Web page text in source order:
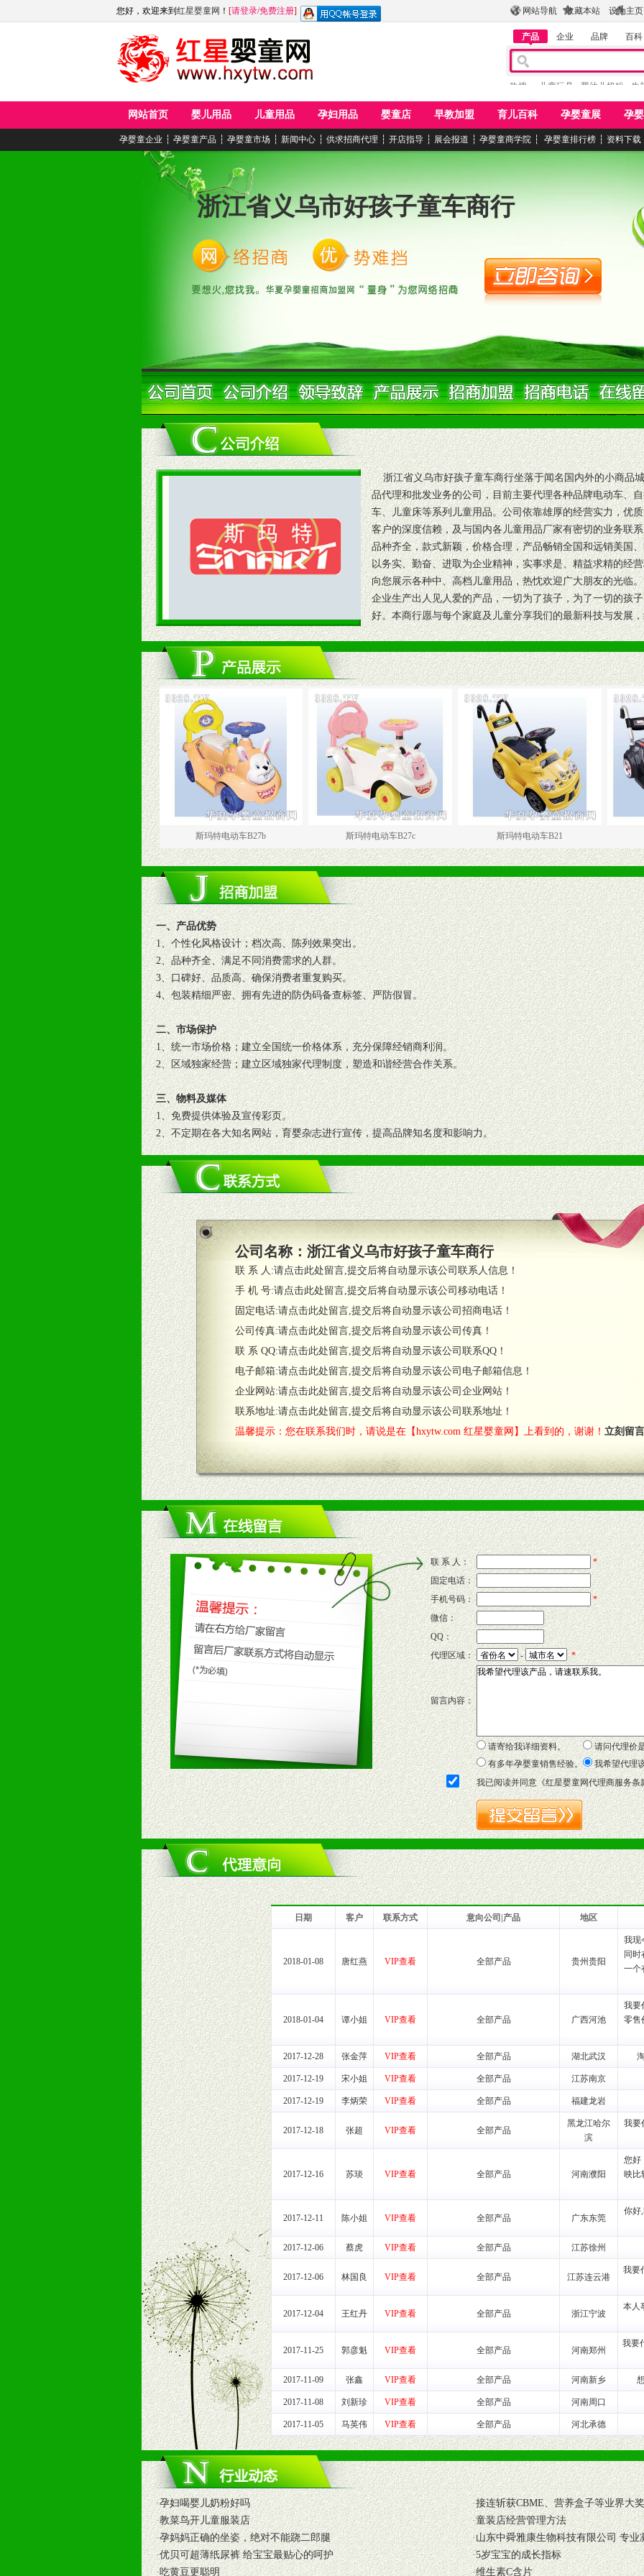
网站导航 收藏本站 设为主页
您好，欢迎来到 红星婴童网 ！ [请登录/免费注册]
产品 企业 品牌 百科
热搜： 儿童玩具 婴幼儿奶粉 牛
网站首页 婴儿用品 儿童用品 孕妇用品 婴童店 早教加盟 育儿百科 孕婴童展 孕
孕婴童企业 ┆ 孕婴童产品 ┆ 孕婴童市场 ┆ 新闻中心 ┆ 供求招商代理 ┆ 开店指导 ┆ 展会报道 ┆ 孕婴童商学院 ┆ 孕婴童排行榜 ┆ 资料下载
浙江省义乌市好孩子童车商行
浙江省义乌市好孩子童车商行坐落于闻名国内外的小商品
品代理和批发业务的公司，目前主要代理各种品牌电动车、
车、儿童床等系列儿童用品。公司依靠雄厚的经营实力，优
客户的深度信赖，及与国内各儿童用品厂家有密切的业务联
品种齐全，款式新颖，价格合理，产品畅销全国和远销美国
以务实、勤奋、进取为企业精神，实事求是、精益求精的经
向您展示各种中、高档儿童用品，热忱欢迎广大朋友的光临
企业生产出人见人爱的产品，一切为了孩子，为了一切的孩
好。本商行愿与每个家庭及儿童分享我们的最新科技与发展
斯玛特电动车B27b 斯玛特电动车B27c 斯玛特电动车B21
一、产品优势
1、个性化风格设计；档次高、陈列效果突出。
2、品种齐全、满足不同消费需求的人群。
3、口碑好、品质高、确保消费者重复购买。
4、包装精细严密、拥有先进的防伪码备查标签、严防假冒。
二、市场保护
1、统一市场价格；建立全国统一价格体系，充分保障经销商利润。
2、区域独家经营；建立区域独家代理制度，塑造和谐经营合作关系。
三、物料及媒体
1、免费提供体验及宣传彩页。
2、不定期在各大知名网站，育婴杂志进行宣传，提高品牌知名度和影响力。
3、根据地方实际情况提供销售喷绘画、促销架等销售道具。
四、市场操作及支持
1、根据区域市场协助制定具体营销策略。
2、根据具体情况公司给予必要市场支持。
3、根据市场需要，派驻区域销售人员全程跟踪服务，以确保产品顺利销售。
4、根据市场情况公司给予专职或兼职的业务代表及终端导购支持。
五、退换货制度
1、给予前期市场操作一定比例退换货政策。
2、对于临期，滞销品给予一定比例调换政策。
六、服务优势
1、完善的信息服务咨询中心：本着对代理商负责的态度，我们将及时回复您的疑问。
2、售后服务：突发性产品问题或消费者意见反馈，我们予以及时受理记录并合理妥善解决。
3、我们时刻整理各区销售情况，帮您诊断、分析市场，及时收编销售效果显着的案例，与您共商启动市场。
七、招商代理（全国各地）
1、认同我们的经营理念。
2、具备较好商业信誉和资金实力。
3、具备区域内良好的终端网点和销售渠道。
4、具备一定业务团队能力覆盖区域的流通渠道，孕婴童渠道，医药渠道并为之提供配送服务。
5、具备较强的市场操作意识，投入意识和配合意识。
八、品牌产品
1、不断提升品牌的知名度，美誉度。
2、不断开创新产品不断满足消费者的新需求及适应市场变化。
九、加盟优势
1、广告企划支持：产品手册、POP宣传画、三折页及宣传礼品全面配赠，免费提供软硬性平面广告、电台广
场武器。
2、市场保护支持：供优质产品，全套合法经营手续，采取统一底价供货、严格保证区域市场独占，杜绝串货
3、对代理商、经销商提供公司资执证明复印件，财务以帐单，税务发票，产品质量报告检测单，产品批号；
4、营销技术支持：因地制宜，采取方案，专家顾问团提供专柜、社区、HS、名人营销等各种模式市场实战操
5、返利奖励支持：累计进货奖励，年终完成任务返利。
6、售后服务支持：营销全程跟踪服务，提供企划、咨询、培训等企业售后服务。
7、退换货支持：诚信为本的退换货保障制度，使经销商市场操作全程无忧。
十、代理条件
1、拥有婴幼儿产品经销网络，营养品或保健食品相关渠道者。
2、认同公司产品及经营理念，有良好的商业道德，良好的商誉，良好的市场网络的公司及销售自然人。
3、严格按照统一最低渠道价格，统一最低零售价销售，保证良性的价格体系，保证均衡的利润体系。
4、具有一定的资金实力，良好的商业信誉，具备地理区位优势。
5、为维护区域经销商利益，不得窜货。
十一、公司支持
1、免费人员培训支持
由销售明星、业务拓展能手、专业营养师、儿童营养专家为客户提供包括销售、营养、售后服务等各项专业培
2、终端宣传品支持
提供全国统一的产品手册、妈妈手册、VI手册、专柜、POP终端宣传物料、多样化的促销物品、礼品等。
3、大型促销活动支持
根据市场开发需要，为代理商、经销商提供活动策划，物料支持、人员支持等。媒体宣传支持
专业的孕婴童媒体、杂志、直销目录等全国性投放，扩大产品体宣传支持
专业的孕婴童媒体、杂志、直销目录等全国性投放，扩大产品宣传，提高产品美誉度。
4、专业完善的售后服务支持
5、确保经销商相应区域内的独家垄断性经营权益。
6、实施经营管理支持，根据经销商销售情况派人员驻地指导。
7、严格控制价格的波动，并给予相应的政策，充分保证经销产品丰厚的利润空间和市场经营的高额回报。
8、提供合理的退换货保障制度，保证经销商合作零风险。
9、及时有力的推出各种终端促销活动来帮助经销商启动和拉动市场销售，提供终端物料及宣传促销用品的支
拉宝、海报、试用装等）
10、提供信息支持，使经销商商融入公司经营中，充分了解来自公司的行销计划，产品的发展，以及行业市场
11、提供方便、快捷、灵活、安全、高效和准确的后勤配送物。
12、不断寻求国际前缘产品，完善母婴、儿童产品品类，为中国妈妈、宝宝提供完善的营养健康产品和宣传
和终端客户提供更好的支持和服务。
十二、加盟方法
1、通过电话、邮件、网上留言等方式与我公司相关负责人取得联系。
2、与我公司相关人员取得联系之后需详细阅读公司有关制度以及合作加盟流程。
3、加盟者也可到我公司实地考察，合作洽谈。
公司名称： 浙江省义乌市好孩子童车商行
联 系 人:请点击此处留言,提交后将自动显示该公司联系人信息！
手 机 号:请点击此处留言,提交后将自动显示该公司移动电话！
固定电话:请点击此处留言,提交后将自动显示该公司招商电话！
公司传真:请点击此处留言,提交后将自动显示该公司传真！
联 系 QQ:请点击此处留言,提交后将自动显示该公司联系QQ！
电子邮箱:请点击此处留言,提交后将自动显示该公司电子邮箱信息！
企业网站:请点击此处留言,提交后将自动显示该公司企业网站！
联系地址:请点击此处留言,提交后将自动显示该公司联系地址！
温馨提示：您在联系我们时，请说是在【hxytw.com 红星婴童网】上看到的，谢谢！ 立刻留言
联 系 人：
*
固定电话：
手机号码：
*
微信：
QQ：
代理区域：
- *
留言内容：
请寄给我详细资料。
请问代理价
有多年孕婴童销售经验。
我希望代理
我已阅读并同意《红星婴童网代理商服务条
日期 客户 联系方式 意向公司|产品 地区
2018-01-08 唐红燕 VIP查看 全部产品 贵州贵阳
我现
同
一个
2018-01-04 谭小姐 VIP查看 全部产品 广西河池
我要
零售
2017-12-28 张金萍 VIP查看 全部产品 湖北武汉
2017-12-19 宋小姐 VIP查看 全部产品 江苏南京
2017-12-19 李炳荣 VIP查看 全部产品 福建龙岩
2017-12-18 张超 VIP查看 全部产品
黑龙江哈尔
滨
我要
2017-12-16 苏琰 VIP查看 全部产品 河南濮阳
您好
映比
2017-12-11 陈小姐 VIP查看 全部产品 广东东莞
你好
2017-12-06 蔡虎 VIP查看 全部产品 江苏徐州
2017-12-06 林国良 VIP查看 全部产品 江苏连云港
我要
2017-12-04 王红丹 VIP查看 全部产品 浙江宁波
本人
2017-11-25 郭彦魁 VIP查看 全部产品 河南郑州
我要
2017-11-09 张鑫 VIP查看 全部产品 河南新乡
2017-11-08 刘新珍 VIP查看 全部产品 河南周口
2017-11-05 马英伟 VIP查看 全部产品 河北承德
·孕妇喝婴儿奶粉好吗 ·接连斩获CBME、营养盒子等业界大
·教菜鸟开儿童服装店 ·童装店经营管理方法
·孕妈妈正确的坐姿，绝对不能跷二郎腿 ·山东中舜雅康生物科技有限公司 专业
·优贝可超薄纸尿裤 给宝宝最贴心的呵护 ·5岁宝宝的成长指标
·吃黄豆更聪明 ·维生素C含片